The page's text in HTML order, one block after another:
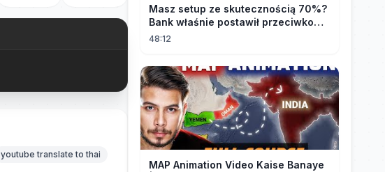
youtube translate to thai
Masz setup ze skutecznością 70%?
Bank właśnie postawił przeciwko
tobie
48:12
MAP Animation Video Kaise Banaye